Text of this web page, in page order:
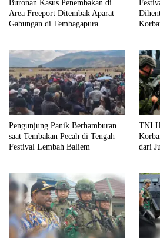
Buronan Kasus Penembakan di
Area Freeport Ditembak Aparat
Gabungan di Tembagapura
Pengunjung Panik Berhamburan
saat Tembakan Pecah di Tengah
Festival Lembah Baliem
TNI
dari